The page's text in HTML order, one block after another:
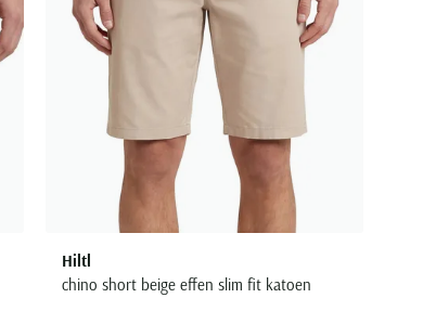
Hiltl
chino short beige effen slim fit katoen